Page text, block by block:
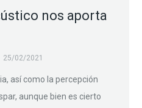
nos aporta
25/02/2021
así como la percepción
aunque bien es cierto